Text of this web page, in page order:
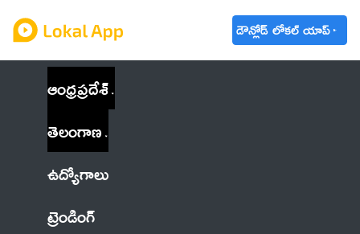
డౌన్లోడ్ లోకల్ యాప్
ఆంధ్రప్రదేశ్
తెలంగాణ
ఉద్యోగాలు
ట్రెండింగ్